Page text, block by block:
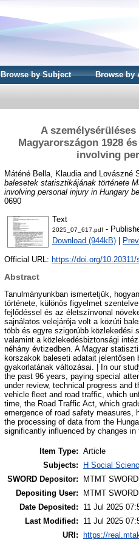
Browse by Subject Browse by
A
Magyarországon 1928
involving
Máténé Bella, Klaudia and Lovászné
balesetek statisztikájának története
involving personal injury in Hungary
0690
Text
2025_07_617.pdf -
Download (944kB)
Official URL: https://doi.org/
Abstract
Tanulmányunkban ismertetjük,
története, különös figyelmet
fejlődéssel és az életszínvonal
sajnálatos velejárója volt a közúti
több és egyre szigorúbb közlekedési
valamint a közlekedésbiztonsági
néhány évtizedben. A Magyar
korszakok baleseti adatait
gyakorlatának változásai. | In our
the past 96 years, paying special
under review, technical progress and
vehicle fleet and road traffic, which
time, the Road Traffic Act, which
emergence of road safety measures,
the processing of data from the
significantly influenced by changes
Item Type: Article
Subjects:
H Social
SWORD Depositor:
MTMT SWORD
Depositing User:
MTMT SWORD
Date Deposited:
11 Jul 2025
Last Modified:
11 Jul 2025
URI:
https://